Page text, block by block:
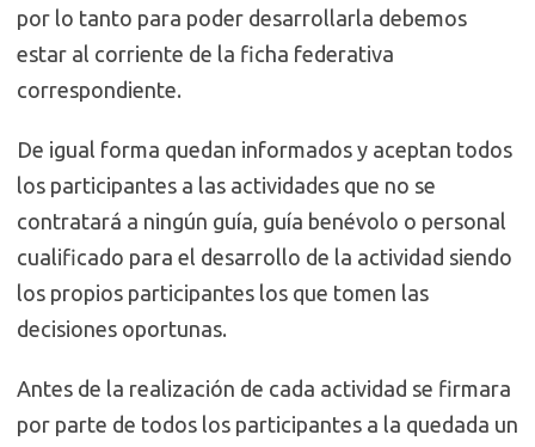
por lo tanto para poder desarrollarla debemos
estar al corriente de la ficha federativa
correspondiente.
De igual forma quedan informados y aceptan todos
los participantes a las actividades que no se
contratará a ningún guía, guía benévolo o personal
cualificado para el desarrollo de la actividad siendo
los propios participantes los que tomen las
decisiones oportunas.
Antes de la realización de cada actividad se firmara
por parte de todos los participantes a la quedada un